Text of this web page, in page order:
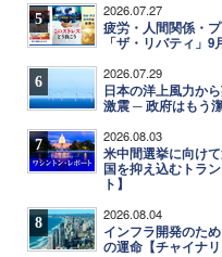
5 2026.07.27
疲労・人間関係・
「ザ・リバティ」
6 2026.07.29
日本の洋上風力か
激震 ─ 政府はもう
7 2026.08.03
米中間選挙に向け
国を抑え込むトラ
ト】
8 2026.08.04
インフラ開発のた
の運命【チャイナリ